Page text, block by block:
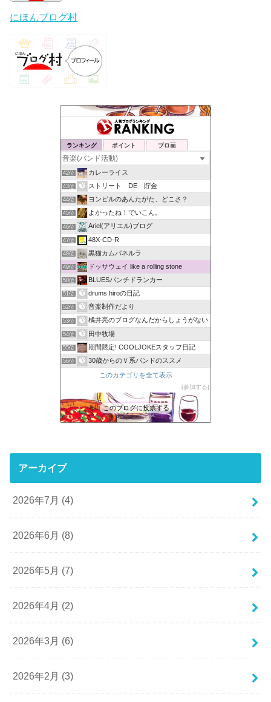
にほんブログ村
ランキング ポイント ブロ画
42位 カレーライス
43位 ストリート DE 貯金
44位 ヨンピルのあんたがた、どこさ？
45位 よかったね！でいこん。
46位 Ariel(アリエル)ブログ
47位 48X-CD-R
48位 黒猫カムパネルラ
49位 ドッサウェイ like a rolling stone
50位 BLUESパンチドランカー
51位 drums hiroの日記
52位 音楽制作だより
53位 橘井亮のブログなんだからしょうがない
54位 田中牧場
55位 期間限定! COOLJOKEスタッフ日記
56位 30歳からのＶ系バンドのススメ
このカテゴリを全て表示
参加する
このブログに投票する
アーカイブ
2026年7月 (4)
2026年6月 (8)
2026年5月 (7)
2026年4月 (2)
2026年3月 (6)
2026年2月 (3)